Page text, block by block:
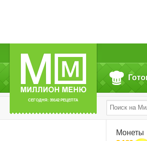
СЕГОДНЯ: 39142 РЕЦЕПТА
Монеты